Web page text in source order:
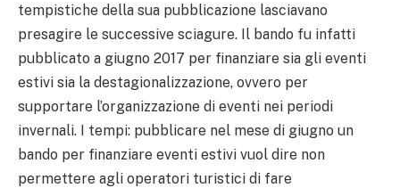
tempistiche della sua pubblicazione lasciavano
presagire le successive sciagure. Il bando fu infatti
pubblicato a giugno 2017 per finanziare sia gli eventi
estivi sia la destagionalizzazione, ovvero per
supportare l’organizzazione di eventi nei periodi
invernali. I tempi: pubblicare nel mese di giugno un
bando per finanziare eventi estivi vuol dire non
permettere agli operatori turistici di fare